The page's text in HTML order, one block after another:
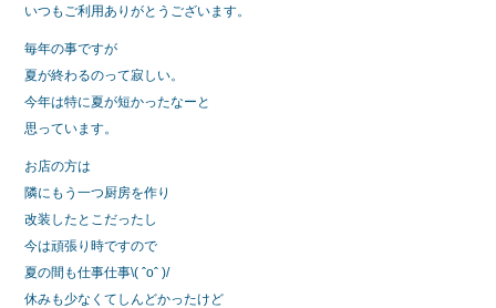
いつもご利用ありがとうございます。
毎年の事ですが
夏が終わるのって寂しい。
今年は特に夏が短かったなーと
思っています。
お店の方は
隣にもう一つ厨房を作り
改装したとこだったし
今は頑張り時ですので
夏の間も仕事仕事\( ˆoˆ )/
休みも少なくてしんどかったけど